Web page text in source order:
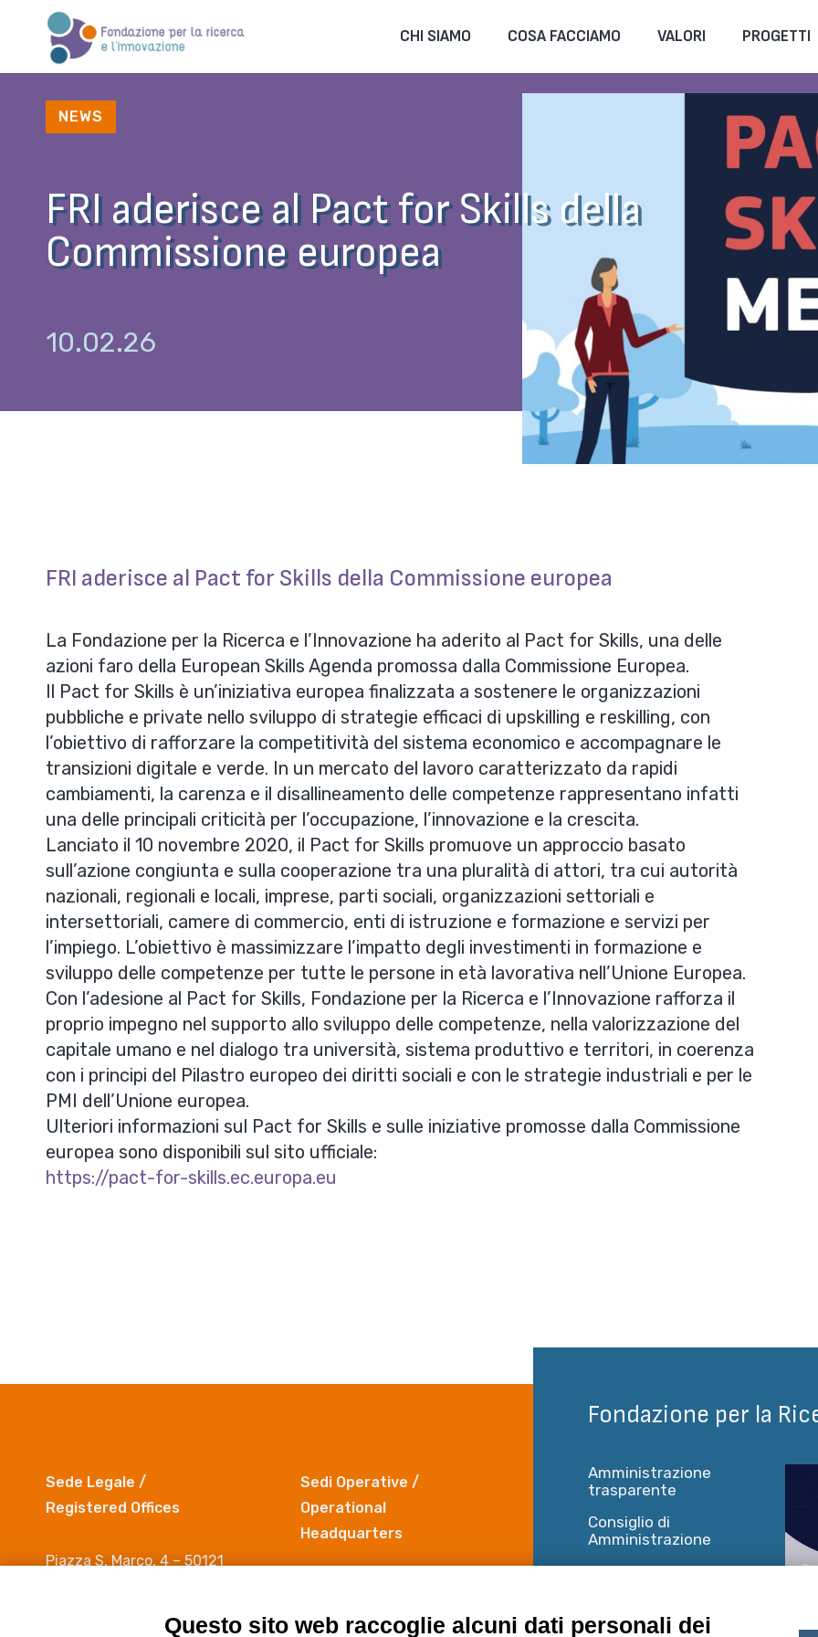
CHI SIAMO COSA FACCIAMO VALORI PROGETTI
NEWS
FRI aderisce al Pact for Skills della
Commissione europea
10.02.26
FRI aderisce al Pact for Skills della Commissione europea
La Fondazione per la Ricerca e l’Innovazione ha aderito al Pact for Skills, una delle
azioni faro della European Skills Agenda promossa dalla Commissione Europea.
Il Pact for Skills è un’iniziativa europea finalizzata a sostenere le organizzazioni
pubbliche e private nello sviluppo di strategie efficaci di upskilling e reskilling, con
l’obiettivo di rafforzare la competitività del sistema economico e accompagnare le
transizioni digitale e verde. In un mercato del lavoro caratterizzato da rapidi
cambiamenti, la carenza e il disallineamento delle competenze rappresentano infatti
una delle principali criticità per l’occupazione, l’innovazione e la crescita.
Lanciato il 10 novembre 2020, il Pact for Skills promuove un approccio basato
sull’azione congiunta e sulla cooperazione tra una pluralità di attori, tra cui autorità
nazionali, regionali e locali, imprese, parti sociali, organizzazioni settoriali e
intersettoriali, camere di commercio, enti di istruzione e formazione e servizi per
l’impiego. L’obiettivo è massimizzare l’impatto degli investimenti in formazione e
sviluppo delle competenze per tutte le persone in età lavorativa nell’Unione Europea.
Con l’adesione al Pact for Skills, Fondazione per la Ricerca e l’Innovazione rafforza il
proprio impegno nel supporto allo sviluppo delle competenze, nella valorizzazione del
capitale umano e nel dialogo tra università, sistema produttivo e territori, in coerenza
con i principi del Pilastro europeo dei diritti sociali e con le strategie industriali e per le
PMI dell’Unione europea.
Ulteriori informazioni sul Pact for Skills e sulle iniziative promosse dalla Commissione
europea sono disponibili sul sito ufficiale:
https://pact-for-skills.ec.europa.eu
Sede Legale /
Registered Offices
Piazza S. Marco, 4 – 50121
Sedi Operative /
Operational
Headquarters
Fondazione per la
Amministrazione
trasparente
Consiglio di
Amministrazione
Mercato e
Statuto
Questo sito web raccoglie alcuni dati personali dei